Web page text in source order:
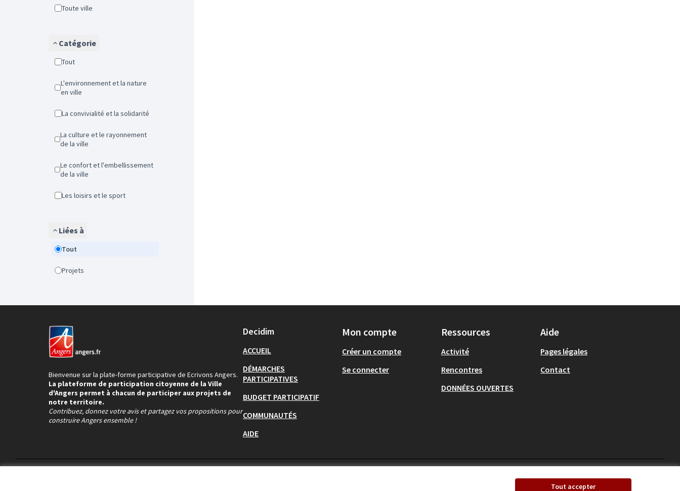
Tout accepter
Toute ville
Catégorie
Tout
L'environnement et la nature
en ville
La convivialité et la solidarité
La culture et le rayonnement
de la ville
Le confort et l'embellissement
de la ville
Les loisirs et le sport
Liées à
Tout
Projets
Bienvenue sur la plate-forme participative de Ecrivons Angers.
La plateforme de participation citoyenne de la Ville
d'Angers permet à chacun de participer aux projets de
notre territoire.
Contribuez, donnez votre avis et partagez vos propositions pour
construire Angers ensemble !
Decidim
ACCUEIL
DÉMARCHES
PARTICIPATIVES
BUDGET PARTICIPATIF
COMMUNAUTÉS
AIDE
Mon compte
Créer un compte
Se connecter
Ressources
Activité
Rencontres
DONNÉES OUVERTES
Aide
Pages légales
Contact